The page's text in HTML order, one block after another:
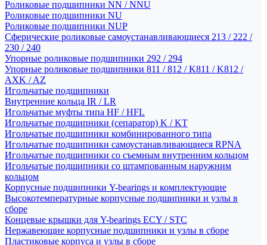
Роликовые подшипники NN / NNU
Роликовые подшипники NU
Роликовые подшипники NUP
Сферические роликовые самоустанавливающиеся 213 / 222 /
230 / 240
Упорные роликовые подшипники 292 / 294
Упорные роликовые подшипники 811 / 812 / K811 / K812 /
AXK / AZ
Игольчатые подшипники
Внутренние кольца IR / LR
Игольчатые муфты типа HF / HFL
Игольчатые подшипники (сепаратор) K / KT
Игольчатые подшипники комбинированного типа
Игольчатые подшипники самоустанавливающиеся RPNA
Игольчатые подшипники со съемным внутренним кольцом
Игольчатые подшипники со штампованным наружним
кольцом
Корпусные подшипники Y-bearings и комплектующие
Высокотемпературные корпусные подшипники и узлы в
сборе
Концевые крышки для Y-bearings ECY / STC
Нержавеющие корпусные подшипники и узлы в сборе
Пластиковые корпуса и узлы в сборе